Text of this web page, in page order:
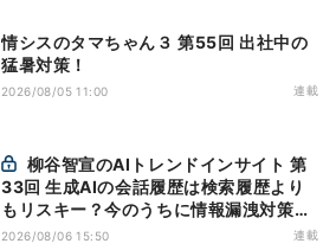
情シスのタマちゃん３ 第55回 出社中の
猛暑対策！
2026/08/05 11:00 連載
33回 生成AIの会話履歴は検索履歴より
もリスキー？今のうちに情報漏洩対策を
万全にしておこう
2026/08/06 15:50 連載